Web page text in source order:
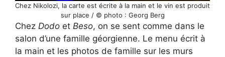
Chez Nikolozi, la carte est écrite à la main et le vin est produit
sur place / © photo : Georg Berg
Chez Dodo et Beso, on se sent comme dans le
salon d’une famille géorgienne. Le menu écrit à
la main et les photos de famille sur les murs